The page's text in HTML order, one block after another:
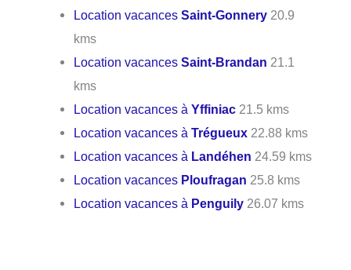
Location vacancesSaint-Gonnery 20.9
kms
Location vacancesSaint-Brandan 21.1
kms
Location vacances àYffiniac 21.5 kms
Location vacances àTrégueux 22.88 kms
Location vacances à Landéhen 24.59 kms
Location vacances Ploufragan 25.8 kms
Location vacances à Penguily 26.07 kms